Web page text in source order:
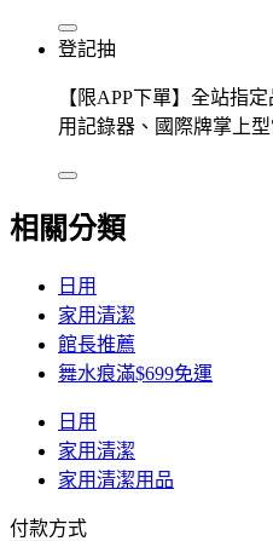
登記抽
【限APP下單】全站指
用記錄器、國際牌掌上
相關分類
日用
家用清潔
館長推薦
舞水痕滿$699免運
日用
家用清潔
家用清潔用品
付款方式